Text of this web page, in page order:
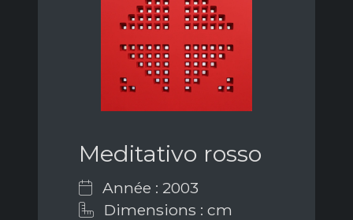
Meditativo rosso
Année : 2003
Dimensions : cm